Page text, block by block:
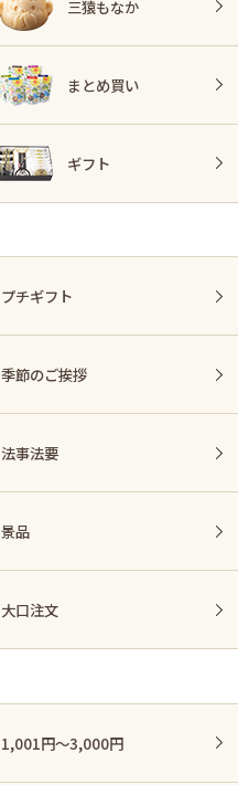
三猿もなか
まとめ買い
ギフト
プチギフト
季節のご挨拶
法事法要
景品
大口注文
1,001円〜3,000円